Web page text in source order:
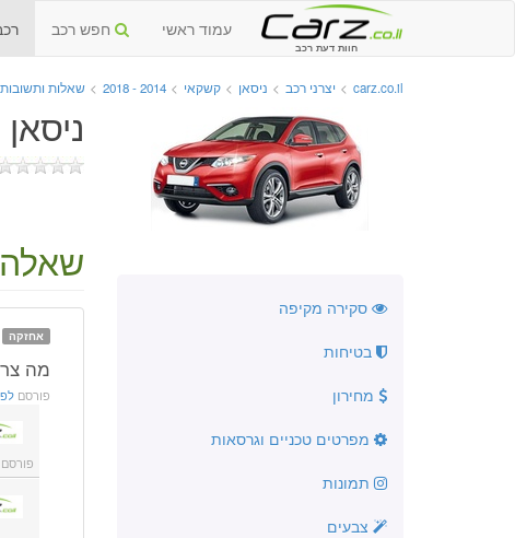
חוות דעת רכב
עמוד ראשי חפש רכב
carz.co.il
> יצרני רכב > ניסאן > קשקאי >
2014 - 2018
> שאלות ותשובות
ניסאן
סקירה מקיפה
בטיחות
מחירון
מפרטים טכניים וגרסאות
תמונות
צבעים
אחזקה
מה
פורסםלפני 12